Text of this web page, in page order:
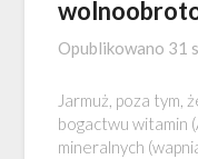
Opublikowano 31
Jarmuż, poza tym,
bogactwu witamin
mineralnych